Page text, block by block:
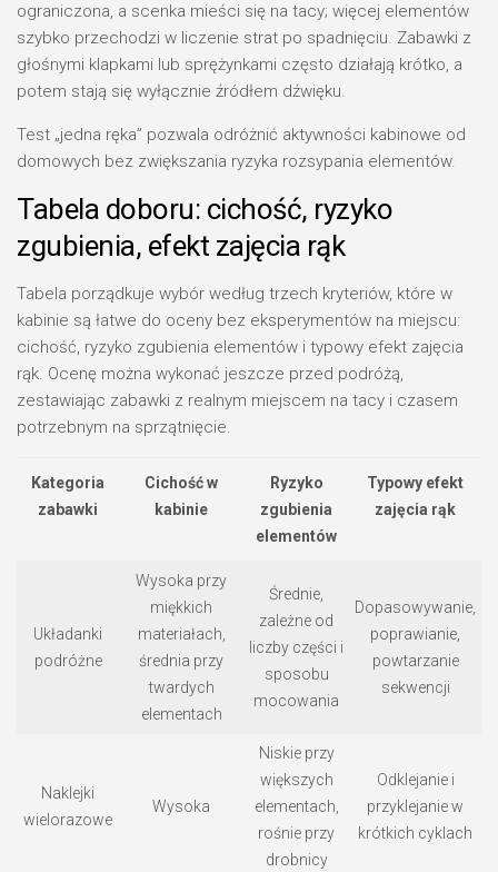
ograniczona, a scenka mieści się na tacy; więcej elementów
szybko przechodzi w liczenie strat po spadnięciu. Zabawki z
głośnymi klapkami lub sprężynkami często działają krótko, a
potem stają się wyłącznie źródłem dźwięku.
Test „jedna ręka” pozwala odróżnić aktywności kabinowe od
domowych bez zwiększania ryzyka rozsypania elementów.
Tabela doboru: cichość, ryzyko
zgubienia, efekt zajęcia rąk
Tabela porządkuje wybór według trzech kryteriów, które w
kabinie są łatwe do oceny bez eksperymentów na miejscu:
cichość, ryzyko zgubienia elementów i typowy efekt zajęcia
rąk. Ocenę można wykonać jeszcze przed podróżą,
zestawiając zabawki z realnym miejscem na tacy i czasem
potrzebnym na sprzątnięcie.
Kategoria
zabawki
Cichość w
kabinie
Ryzyko
zgubienia
elementów
Typowy efekt
zajęcia rąk
Układanki
podróżne
Wysoka przy
miękkich
materiałach,
średnia przy
twardych
elementach
Średnie,
zależne od
liczby części i
sposobu
mocowania
Dopasowywanie,
poprawianie,
powtarzanie
sekwencji
Naklejki
wielorazowe
Wysoka
Niskie przy
większych
elementach,
rośnie przy
drobnicy
Odklejanie i
przyklejanie w
krótkich cyklach